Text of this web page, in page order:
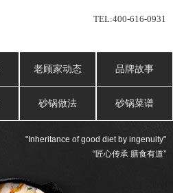
TEL:400-616-0931
老顾家动态 品牌故事
砂锅做法 砂锅菜谱
"Inheritance of good diet by ingenuity"
“匠心传承 膳食有道”